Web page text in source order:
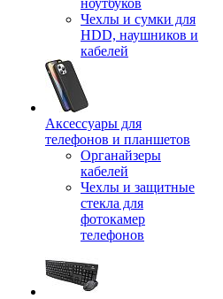
ноутбуков
Чехлы и сумки для
HDD, наушников и
кабелей
Аксессуары для
телефонов и планшетов
Органайзеры
кабелей
Чехлы и защитные
стекла для
фотокамер
телефонов